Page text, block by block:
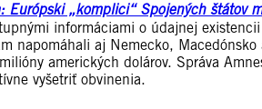
Európski „komplici“ Spojených štátov
informáciami o údajnej
napomáhali aj Nemecko,
amerických dolárov. Správa
vyšetriť obvinenia.